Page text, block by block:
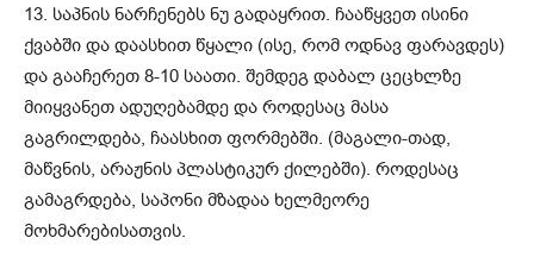
13. საპნის ნარჩენებს ნუ გადაყრით. ჩააწყვეთ ისინი
ქვაბში და დაასხით წყალი (ისე, რომ ოდნავ ფარავდეს)
და გააჩერეთ 8-10 საათი. შემდეგ დაბალ ცეცხლზე
მიიყვანეთ ადუღებამდე და როდესაც მასა
გაგრილდება, ჩაასხით ფორმებში. (მაგალი-თად,
მაწვნის, არაჟნის პლასტიკურ ქილებში). როდესაც
გამაგრდება, საპონი მზადაა ხელმეორე
მოხმარებისათვის.